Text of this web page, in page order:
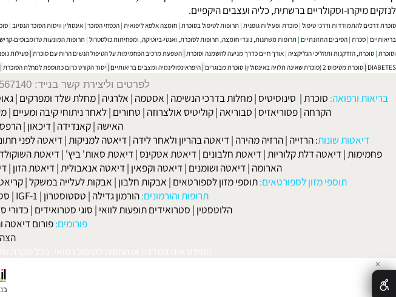
וסקולריים ברשתית, כליה ועצבים היקפיים.
ודרכי טיפול|סוכרת ופעילות גופנית|תרופות לטיפול בסוכרת|חומצה אלפא ליפואית|הכסחי הסוכר|אינסולין וויסות הסוכר הנסיוב|סוכרת,
|הסיבים התזונתיים|תרופות משתנות, נוגדי חומצה, תרופות לסוכרת, ואנטי-ביוטיקה, ומפחיתות כולסטרול|תרופות המונעות טרומבוסים-קרישי דם|
הזדקנות ותהליכי הגליקציה|אורך חיים כדרך מניעה להשמנה וסוכרת|השפעת מרכיב הפחמימות על הטיפול הנשים הרות עם סוכרת|פעילות גופנית
היפראינסולינמיה ומצבים בריאותיים|יסוד הקורט כרום כתוספת למחלת הסוכרת |
לפרטים וליצירת קשר בנייד: 052-8567140
|סינוסיטיס|מחלות בדרכי הנשימה|אסטמה|אלרגיה|מחלת שלד ומפרקים |גאוט |
לאחר ניתוחי קיבה ומעיים| מעי
האישה|קאנדידה|דיכאון|הרפס |
שונות: הרזייה|הרזיה מהירה |דיאטה בהריון ולאחר לידה|דיאטה למניקות|דיאטה לפני חתונה|
דיאטת חלבונים|דיאטת אטקינס| דיאטת סאות' ביץ'|דיאטת השוקולד|
הארומה|דיאטה ושומנים|דיאטה וקפאין|דיאטה אנאבולית|דיאטת הזון|
תוספי מזון לספורטאים|אבקות חלבון|אבקות לעלייה במשקל| קריאטין |
תרופות והורמונים: הורמון גדילה|טסטוסטרון|
IGF-1
|
סוגי סטרואידים|כדורי
פורום דיאטה
המידע אינו המלצה או התוויה לטיפול רפואי. בכל מקרה של